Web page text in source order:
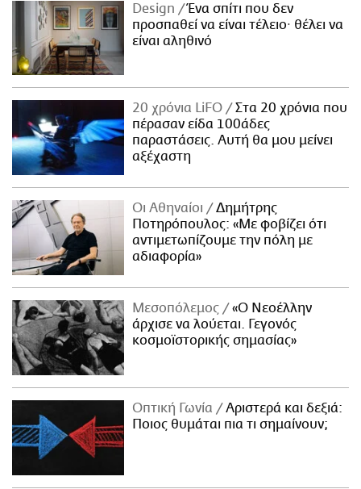
Design
Ένα σπίτι που δεν
προσπαθεί να είναι τέλειο· θέλει να
είναι αληθινό
20 χρόνια LiFO
Στα 20 χρόνια που
πέρασαν είδα 100άδες
παραστάσεις. Αυτή θα μου μείνει
αξέχαστη
Οι Αθηναίοι
Δημήτρης
Ποτηρόπουλος: «Με φοβίζει ότι
αντιμετωπίζουμε την πόλη με
αδιαφορία»
Μεσοπόλεμος
«Ο Νεοέλλην
άρχισε να λούεται. Γεγονός
κοσμοϊστορικής σημασίας»
Οπτική Γωνία
Αριστερά και δεξιά:
Ποιος θυμάται πια τι σημαίνουν;